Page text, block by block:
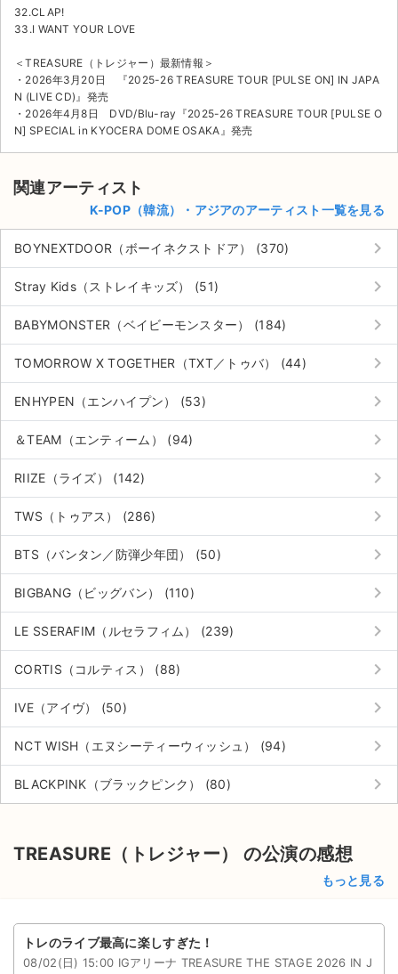
32.CLAP!
33.I WANT YOUR LOVE
＜TREASURE（トレジャー）最新情報＞
・2026年3月20日 『2025-26 TREASURE TOUR [PULSE ON] IN JAPA
N (LIVE CD)』発売
・2026年4月8日 DVD/Blu-ray『2025-26 TREASURE TOUR [PULSE O
N] SPECIAL in KYOCERA DOME OSAKA』発売
関連アーティスト
K-POP（韓流）・アジアのアーティスト一覧を見る
BOYNEXTDOOR（ボーイネクストドア） (370) keyboard_arrow_right
Stray Kids（ストレイキッズ） (51) keyboard_arrow_right
BABYMONSTER（ベイビーモンスター） (184) keyboard_arrow_right
TOMORROW X TOGETHER（TXT／トゥバ） (44) keyboard_arrow_right
ENHYPEN（エンハイプン） (53) keyboard_arrow_right
＆TEAM（エンティーム） (94) keyboard_arrow_right
RIIZE（ライズ） (142) keyboard_arrow_right
TWS（トゥアス） (286) keyboard_arrow_right
BTS（バンタン／防弾少年団） (50) keyboard_arrow_right
BIGBANG（ビッグバン） (110) keyboard_arrow_right
LE SSERAFIM（ルセラフィム） (239) keyboard_arrow_right
CORTIS（コルティス） (88) keyboard_arrow_right
IVE（アイヴ） (50) keyboard_arrow_right
NCT WISH（エヌシーティーウィッシュ） (94) keyboard_arrow_right
BLACKPINK（ブラックピンク） (80) keyboard_arrow_right
TREASURE（トレジャー） の公演の感想
もっと見る
トレのライブ最高に楽しすぎた！
08/02(日) 15:00 IGアリーナ TREASURE THE STAGE 2026 IN J